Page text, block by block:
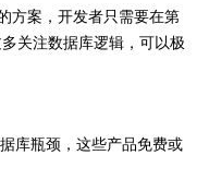
方案，开发者只需要在第
关注数据库逻辑，可以极
库瓶颈，这些产品免费或